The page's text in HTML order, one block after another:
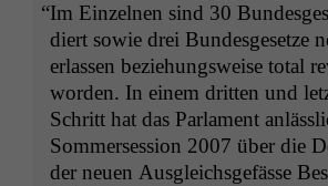
“Im Einzel­nen sind 30
diert sowie drei Bun­des­ge­set­ze
erlassen beziehungsweise total
wor­den. In einem drit­ten und
Schritt hat das Par­la­ment
Som­mers­es­sion 2007 über die
der neuen Aus­gle­ichs­ge­fässe